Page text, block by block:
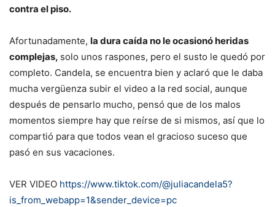
contra el piso.
Afortunadamente, la dura caída no le ocasionó heridas
complejas, solo unos raspones, pero el susto le quedó por
completo. Candela, se encuentra bien y aclaró que le daba
mucha vergüenza subir el video a la red social, aunque
después de pensarlo mucho, pensó que de los malos
momentos siempre hay que reírse de si mismos, así que lo
compartió para que todos vean el gracioso suceso que
pasó en sus vacaciones.
VER VIDEO https://www.tiktok.com/@juliacandela5?
is_from_webapp=1&sender_device=pc